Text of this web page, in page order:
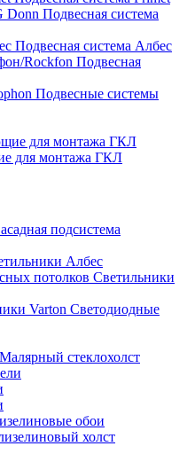
Подвесная система
Подвесная система Албес
Подвесная
Подвесные системы
для монтажа ГКЛ
подсистема
Албес
Светильники
Светодиодные
Малярный стеклохолст
обои
холст